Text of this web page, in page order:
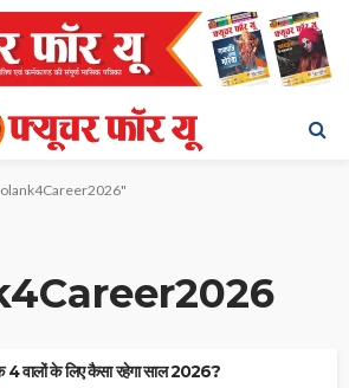
4 वालों के लिए कैसा रहेगा साल 2026?